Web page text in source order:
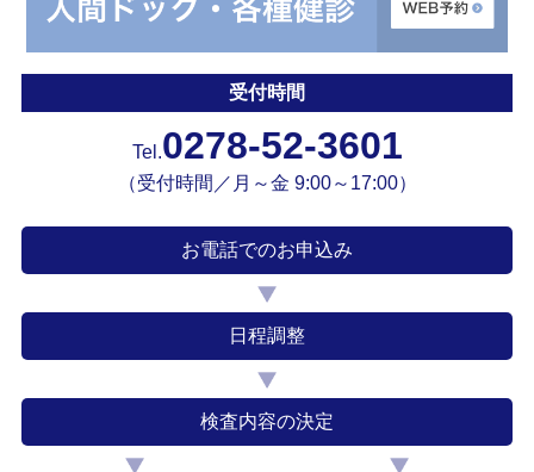
受付時間
Tel.0278-52-3601
（受付時間／月～金 9:00～17:00）
お電話でのお申込み
日程調整
検査内容の決定